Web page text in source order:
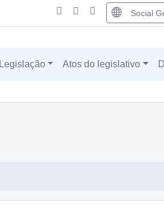
Social
Legislação Atos do legislativo